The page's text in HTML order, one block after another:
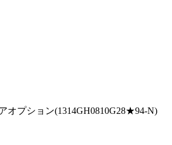
オプション(1314GH0810G28★94-N)